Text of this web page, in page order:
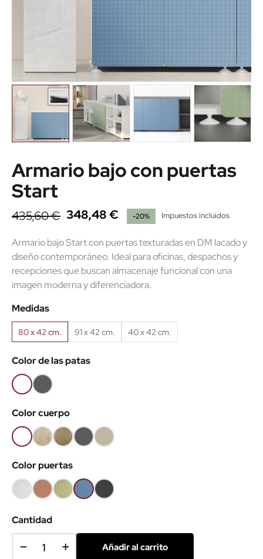
Armario bajo con puertas
Start
435,60 € 348,48 € -20% Impuestos incluidos
Armario bajo Start con puertas texturadas en DM lacado y
diseño contemporáneo. Ideal para oficinas, despachos y
recepciones que buscan almacenaje funcional con una
imagen moderna y diferenciadora.
Medidas
80 x 42 cm. 91 x 42 cm. 40 x 42 cm.
Color de las patas
Blanco
(EMB)
Antracita
(EMB)
Color cuerpo
Blanco
(EMB)
Roble
claro
(EMB)
Roble
Nuez
(EMB)
Antracita
(EMB)
Arena
(EMB)
Color puertas
Blanco
texturado
Coral
texturado
Verde
texturado
Azul
texturado
Gris
texturado
Cantidad
Añadir al carrito